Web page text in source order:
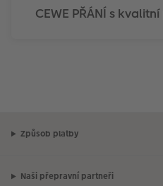
CEWE PŘÁNÍ s
Způsob platby
Naši přepravní partneři